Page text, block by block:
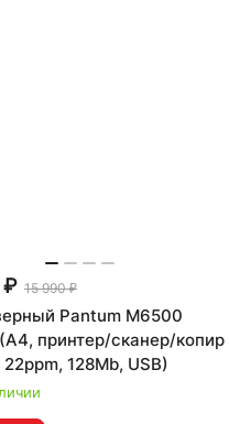
₽ 15 990 ₽
Pantum M6500
принтер/сканер/копир
128Mb, USB)